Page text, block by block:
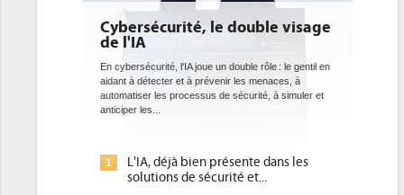
visage
rôle : le gentil en
DEE: l'efficacité énergétique
bientôt une obligation pour les
datacenters
Des datacenters plus durables et plus efficaces, c'est
ce que recherchent les pouvoirs publics européens
avec la mise en oeuvre de la nouvelle Directive sur
1
Qu'est-ce que la DEE (directive
d'efficacité énergétique) ?